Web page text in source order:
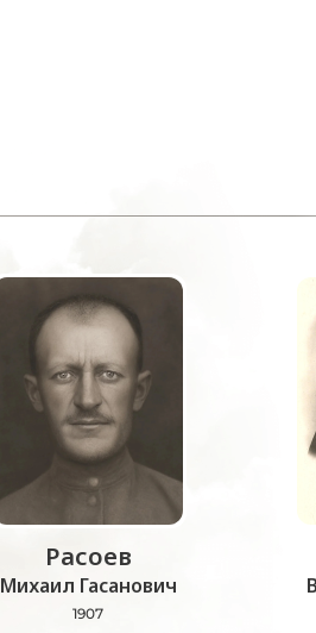
Расоев
Михаил Гасанович
1907